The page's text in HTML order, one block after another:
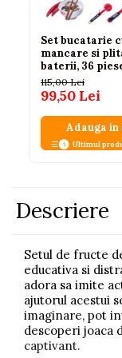
Set bucatarie
mancare si
baterii, 36
115,00 Lei
99,50 Lei
Adauga in
Ultimul
Descriere
Setul de fructe
educativa si
adora sa imite
ajutorul acestui
imaginare, pot
descoperi joaca
captivant.